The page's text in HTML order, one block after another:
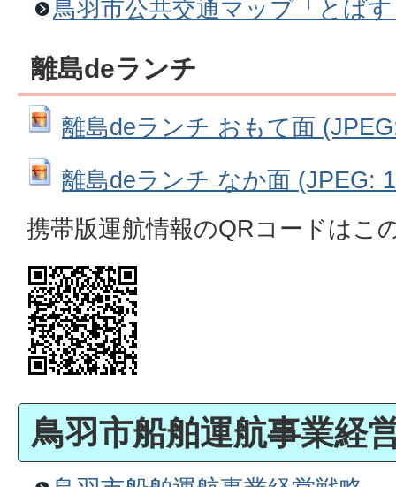
鳥羽市公共交通マップ「とば
離島deランチ
離島deランチ おもて面
離島deランチ なか面 (JPEG:
携帯版運航情報のQRコードはこ
鳥羽市船舶運航事業経